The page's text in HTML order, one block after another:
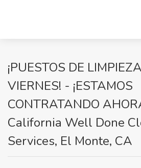
¡PUESTOS DE
VIERNES! - ¡ESTAMOS
CONTRATANDO
California Well Done
Services, El Monte, CA